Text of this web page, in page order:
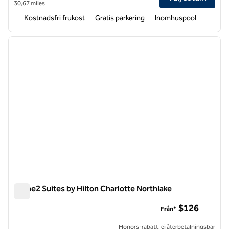
30,67 miles
Kostnadsfri frukost Gratis parkering Inomhuspool
1 av 12
nästa
Home2 Suites by Hilton Charlotte Northlake
Från* $126
Honors-rabatt, ej återbetalningsbar